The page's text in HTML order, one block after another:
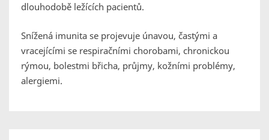
dlouhodobě ležících pacientů.
Snížená imunita se projevuje únavou, častými a
vracejícími se respiračními chorobami, chronickou
rýmou, bolestmi břicha, průjmy, kožními problémy,
alergiemi.